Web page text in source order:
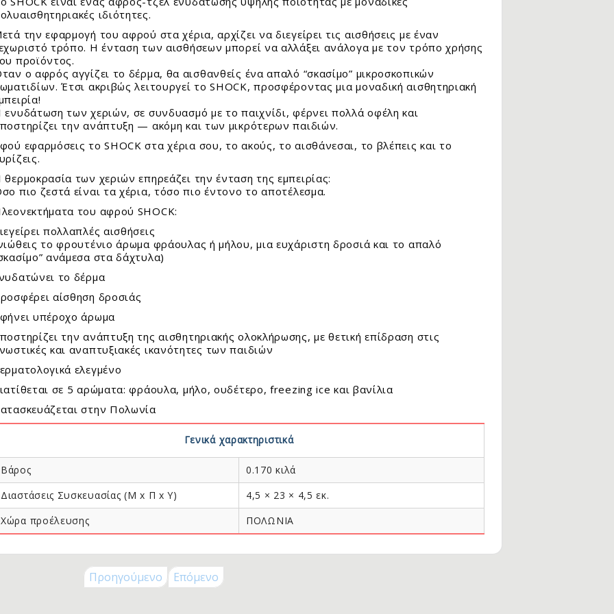
Αστέρια
SNOW
SAND
GLAM Καλλυντικά
SAND
FOAM ΑΦΡΟΣ
ΚΙΜΩΛΙΑΣ
Συλλεκτικοί Διάφορα Μεγέθη
24 - 100 Τεμ.
150 - 500 Τεμ.
1000 - 6000 Τεμ.
Παζλ + Τράπουλες
Μολύβια - Στιλό
Λούτρινα Ζωάκια
- Αυτοκόλλητα - Γκάτζετ
Για Κορίτσια
Παιχνίδια
Παιχνίδια
Παιχνίδια
Παιδικά
Ενηλίκων
- Γκαζάκια
Χώρου
Δώρων
To School
Μηνών
Μηνών
Μηνών
Μηνών
5 Χρονών
8 Χρονών
ιδιότητες.
την εφαρμογή του αφρού στα χέρια, αρχίζει να διεγείρει τις αισθήσεις με έναν
τρόπο. Η ένταση των αισθήσεων μπορεί να αλλάξει ανάλογα με τον τρόπο χρήσης
προϊόντος.
ο αφρός αγγίζει το δέρμα, θα αισθανθείς ένα απαλό “σκασίμο” μικροσκοπικών
Έτσι ακριβώς λειτουργεί το SHOCK, προσφέροντας μια μοναδική αισθητηριακή
ενυδάτωση των χεριών, σε συνδυασμό με το παιχνίδι, φέρνει πολλά οφέλη και
την ανάπτυξη — ακόμη και των μικρότερων παιδιών.
εφαρμόσεις το SHOCK στα χέρια σου, το ακούς, το αισθάνεσαι, το βλέπεις και το
θερμοκρασία των χεριών επηρεάζει την ένταση της εμπειρίας:
πιο ζεστά είναι τα χέρια, τόσο πιο έντονο το αποτέλεσμα.
του αφρού SHOCK:
πολλαπλές αισθήσεις
το φρουτένιο άρωμα φράουλας ή μήλου, μια ευχάριστη δροσιά και το απαλό
ανάμεσα στα δάχτυλα)
το δέρμα
αίσθηση δροσιάς
υπέροχο άρωμα
την ανάπτυξη της αισθητηριακής ολοκλήρωσης, με θετική επίδραση στις
και αναπτυξιακές ικανότητες των παιδιών
ελεγμένο
σε 5 αρώματα: φράουλα, μήλο, ουδέτερο, freezing ice και βανίλια
στην Πολωνία
Γενικά χαρακτηριστικά
Βάρος
0.170 κιλά
Διαστάσεις Συσκευασίας (Μ x Π x Y)
4,5 × 23 × 4,5 εκ.
Χώρα προέλευσης
ΠΟΛΩΝΙΑ
Προηγούμενο Επόμενο